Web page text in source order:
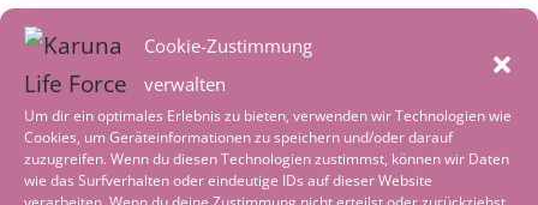
Cookie-Zustimmung
verwalten
Um dir ein optimales Erlebnis zu bieten, verwenden wir Technologien wie
Cookies, um Geräteinformationen zu speichern und/oder darauf
zuzugreifen. Wenn du diesen Technologien zustimmst, können wir Daten
wie das Surfverhalten oder eindeutige IDs auf dieser Website
Same same – and beautifully different.
Ich frage mich:
Bin ich bereit, andere Frauen auf ihrem
Weg zu begleiten?